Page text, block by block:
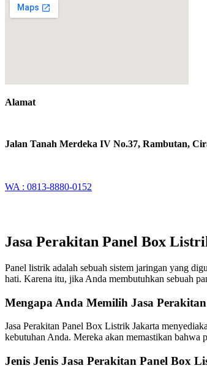
Alamat
Jalan Tanah Merdeka IV No.37, Rambutan,
WA : 0813-8880-0152
Jasa Perakitan Panel Box
Panel listrik adalah sebuah sistem jaringan yang
hati. Karena itu, jika Anda membutuhkan sebuah
Mengapa Anda Memilih Jasa
Jasa Perakitan Panel Box Listrik Jakarta
kebutuhan Anda. Mereka akan memastikan bahwa
Jenis Jenis Jasa Perakitan Panel Box